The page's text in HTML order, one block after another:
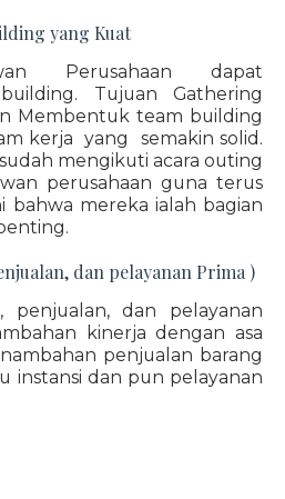
yang Kuat
Perusahaan dapat
Tujuan Gathering
Membentuk team building
kerja yang semakin solid.
mengikuti acara outing
perusahaan guna terus
bahwa mereka ialah bagian
dan pelayanan Prima )
penjualan, dan pelayanan
kinerja dengan asa
penjualan barang
instansi dan pun pelayanan